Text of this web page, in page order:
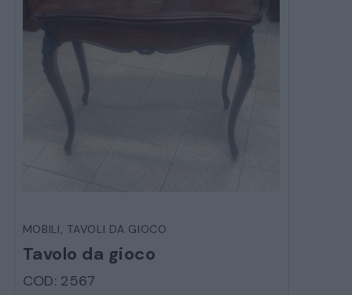
MOBILI, TAVOLI DA GIOCO
Tavolo da gioco
COD: 2567